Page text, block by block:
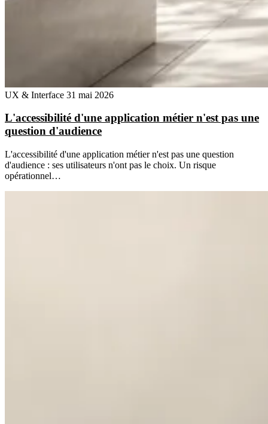
UX & Interface 31 mai 2026
L'accessibilité d'une application métier n'est pas une
question d'audience
L'accessibilité d'une application métier n'est pas une question
d'audience : ses utilisateurs n'ont pas le choix. Un risque
opérationnel…